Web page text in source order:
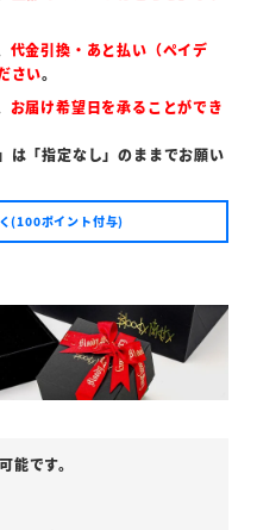
代金引換・あと払い（ペイデ
さい。
お届け希望日を承ることができ
は「指定なし」のままでお願い
(100ポイント付与)